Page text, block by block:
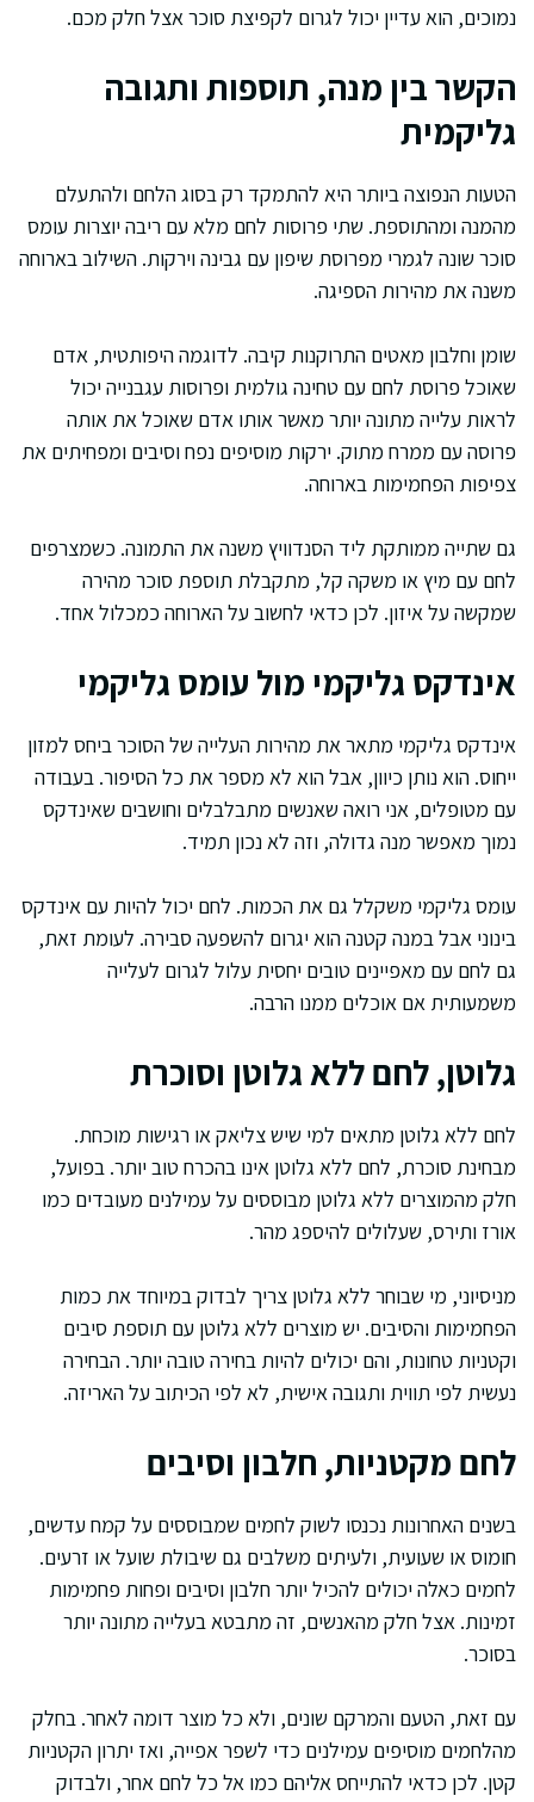
נמוכים, הוא עדיין יכול לגרום לקפיצת סוכר אצל חלק מכם.
הקשר בין מנה, תוספות ותגובה
גליקמית
הטעות הנפוצה ביותר היא להתמקד רק בסוג הלחם ולהתעלם
מהמנה ומהתוספת. שתי פרוסות לחם מלא עם ריבה יוצרות עומס
סוכר שונה לגמרי מפרוסת שיפון עם גבינה וירקות. השילוב בארוחה
משנה את מהירות הספיגה.
שומן וחלבון מאטים התרוקנות קיבה. לדוגמה היפותטית, אדם
שאוכל פרוסת לחם עם טחינה גולמית ופרוסות עגבנייה יכול
לראות עלייה מתונה יותר מאשר אותו אדם שאוכל את אותה
פרוסה עם ממרח מתוק. ירקות מוסיפים נפח וסיבים ומפחיתים את
צפיפות הפחמימות בארוחה.
גם שתייה ממותקת ליד הסנדוויץ משנה את התמונה. כשמצרפים
לחם עם מיץ או משקה קל, מתקבלת תוספת סוכר מהירה
שמקשה על איזון. לכן כדאי לחשוב על הארוחה כמכלול אחד.
אינדקס גליקמי מול עומס גליקמי
אינדקס גליקמי מתאר את מהירות העלייה של הסוכר ביחס למזון
ייחוס. הוא נותן כיוון, אבל הוא לא מספר את כל הסיפור. בעבודה
עם מטופלים, אני רואה שאנשים מתבלבלים וחושבים שאינדקס
נמוך מאפשר מנה גדולה, וזה לא נכון תמיד.
עומס גליקמי משקלל גם את הכמות. לחם יכול להיות עם אינדקס
בינוני אבל במנה קטנה הוא יגרום להשפעה סבירה. לעומת זאת,
גם לחם עם מאפיינים טובים יחסית עלול לגרום לעלייה
משמעותית אם אוכלים ממנו הרבה.
גלוטן, לחם ללא גלוטן וסוכרת
לחם ללא גלוטן מתאים למי שיש צליאק או רגישות מוכחת.
מבחינת סוכרת, לחם ללא גלוטן אינו בהכרח טוב יותר. בפועל,
חלק מהמוצרים ללא גלוטן מבוססים על עמילנים מעובדים כמו
אורז ותירס, שעלולים להיספג מהר.
מניסיוני, מי שבוחר ללא גלוטן צריך לבדוק במיוחד את כמות
הפחמימות והסיבים. יש מוצרים ללא גלוטן עם תוספת סיבים
וקטניות טחונות, והם יכולים להיות בחירה טובה יותר. הבחירה
נעשית לפי תווית ותגובה אישית, לא לפי הכיתוב על האריזה.
לחם מקטניות, חלבון וסיבים
בשנים האחרונות נכנסו לשוק לחמים שמבוססים על קמח עדשים,
חומוס או שעועית, ולעיתים משלבים גם שיבולת שועל או זרעים.
לחמים כאלה יכולים להכיל יותר חלבון וסיבים ופחות פחמימות
זמינות. אצל חלק מהאנשים, זה מתבטא בעלייה מתונה יותר
בסוכר.
עם זאת, הטעם והמרקם שונים, ולא כל מוצר דומה לאחר. בחלק
מהלחמים מוסיפים עמילנים כדי לשפר אפייה, ואז יתרון הקטניות
קטן. לכן כדאי להתייחס אליהם כמו אל כל לחם אחר, ולבדוק